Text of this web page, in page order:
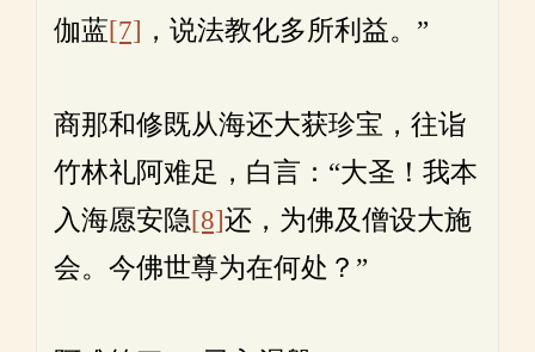
伽蓝[7] ，说法教化多所利益。”
商那和修既从海还大获珍宝，往诣
竹林礼阿难足，白言：“大圣！我本
入海愿安隐[8]还，为佛及僧设大施
会。今佛世尊为在何处？”